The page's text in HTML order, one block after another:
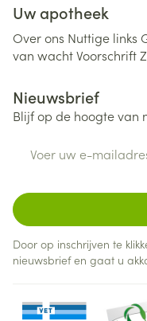
Uw apotheek
Over ons Nuttige links
van wachtVoorschrift
Nieuwsbrief
Blijf op de hoogte van
Door op inschrijven te
nieuwsbrief en gaat u